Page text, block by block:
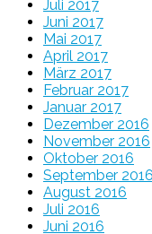
Juli 2017
Juni 2017
Mai 2017
April 2017
März 2017
Februar 2017
Januar 2017
Dezember 2016
November 2016
Oktober 2016
September 2016
August 2016
Juli 2016
Juni 2016